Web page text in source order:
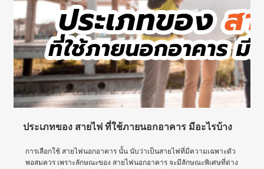
ประเภทของ สายไฟ ที่ใช้ภายนอกอาคาร มีอะไรบ้าง
การเลือกใช้ สายไฟนอกอาคาร นั้น นับว่าเป็นสายไฟที่มีความเฉพาะตัว
พอสมควร เพราะลักษณะของ สายไฟนอกอาคาร จะมีลักษณะพิเศษที่ต่าง